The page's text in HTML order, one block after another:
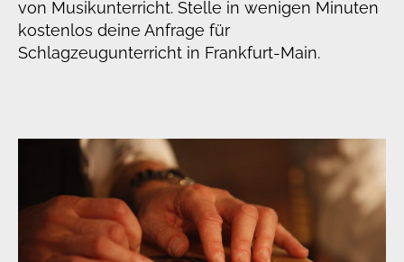
von Musikunterricht. Stelle in wenigen Minuten
kostenlos deine Anfrage für
Schlagzeugunterricht in Frankfurt-Main.